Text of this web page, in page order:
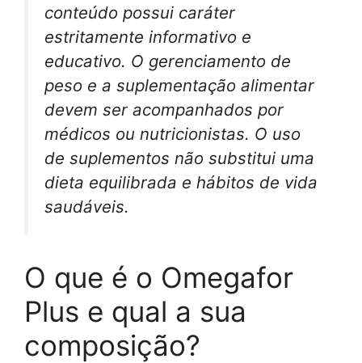
conteúdo possui caráter
estritamente informativo e
educativo. O gerenciamento de
peso e a suplementação alimentar
devem ser acompanhados por
médicos ou nutricionistas. O uso
de suplementos não substitui uma
dieta equilibrada e hábitos de vida
saudáveis.
O que é o Omegafor
Plus e qual a sua
composição?